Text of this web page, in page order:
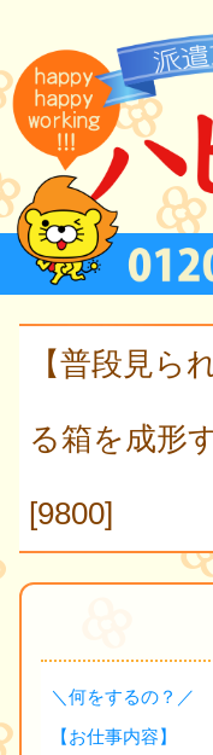
【普段見ら
る箱を成形
[9800]
＼何をするの？／
【お仕事内容】